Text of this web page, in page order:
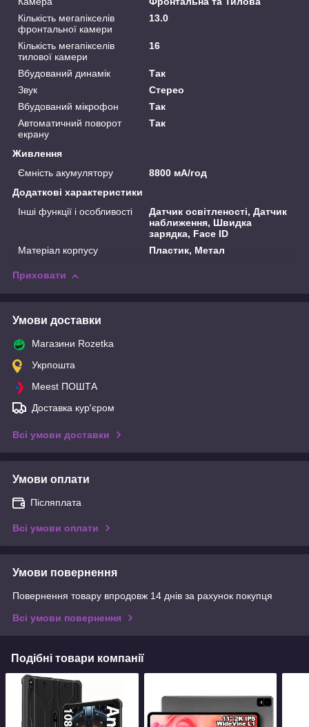
Кількість мегапікселів
фронтальної камери
13.0
Кількість мегапікселів
тилової камери
16
Вбудований динамік
Так
Звук
Стерео
Вбудований мікрофон
Так
Автоматичний поворот
екрану
Так
Живлення
Ємність акумулятору
8800 мА/год
Додаткові характеристики
Інші функції і особливості
Датчик освітленості, Датчик
наближення, Швидка
зарядка, Face ID
Матеріал корпусу
Пластик, Метал
Приховати
Умови доставки
Магазини Rozetka
Укрпошта
Meest ПОШТА
Доставка кур'єром
Всі умови доставки
Умови оплати
Післяплата
Всі умови оплати
Умови повернення
Повернення товару впродовж 14 днів за рахунок покупця
Всі умови повернення
Подібні товари компанії